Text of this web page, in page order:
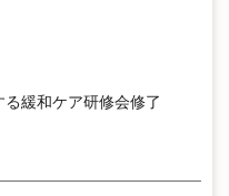
緩和ケア研修会修了